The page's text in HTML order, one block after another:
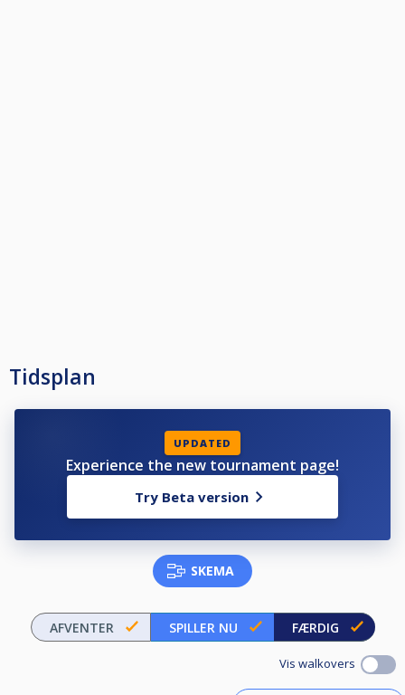
Tidsplan
UPDATED
Experience the new tournament page!
Try Beta version
SKEMA
AFVENTER SPILLER NU FÆRDIG
Vis walkovers